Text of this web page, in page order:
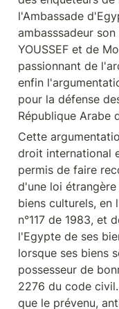
l'Ambassade
ambasssadeur
YOUSSEF et de
passionnant de
enfin
pour la défense
République Arabe
Cette
droit international
permis de faire
d'une loi
biens culturels, en
n°117 de 1983, et
l'Egypte de ses
lorsque ses biens
possesseur de
2276 du code
que le prévenu,